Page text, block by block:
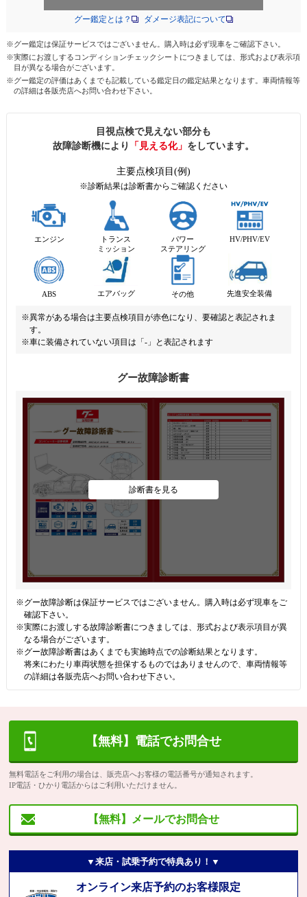
グー鑑定とは？ ダメージ表記について
※グー鑑定は保証サービスではございません。購入時は必ず現車をご確認下さい。
※実際にお渡しするコンディションチェックシートにつきましては、形式および表示項
目が異なる場合がございます。
※グー鑑定の評価はあくまでも記載している鑑定日の鑑定結果となります。車両情報等
の詳細は各販売店へお問い合わせ下さい。
目視点検で見えない部分も
故障診断機により
「見える化」 をしています。
主要点検項目(例)
※診断結果は診断書からご確認ください
エンジン
トランス
ミッション
パワー
ステアリング
HV/PHV/EV
ABS エアバッグ その他 先進安全装備
※異常がある場合は主要点検項目が赤色になり、要確認と表記されま
す。
※車に装備されていない項目は「-」と表記されます
グー故障診断書
診断書を見る
※グー故障診断は保証サービスではございません。購入時は必ず現車をご
確認下さい。
※実際にお渡しする故障診断書につきましては、形式および表示項目が異
なる場合がございます。
※グー故障診断書はあくまでも実施時点での診断結果となります。
将来にわたり車両状態を担保するものではありませんので、車両情報等
の詳細は各販売店へお問い合わせ下さい。
【無料】電話でお問合せ
無料電話をご利用の場合は、販売店へお客様の電話番号が通知されます。
IP電話・ひかり電話からはご利用いただけません。
【無料】メールでお問合せ
▼来店・試乗予約で特典あり！▼
オンライン来店予約のお客様限定